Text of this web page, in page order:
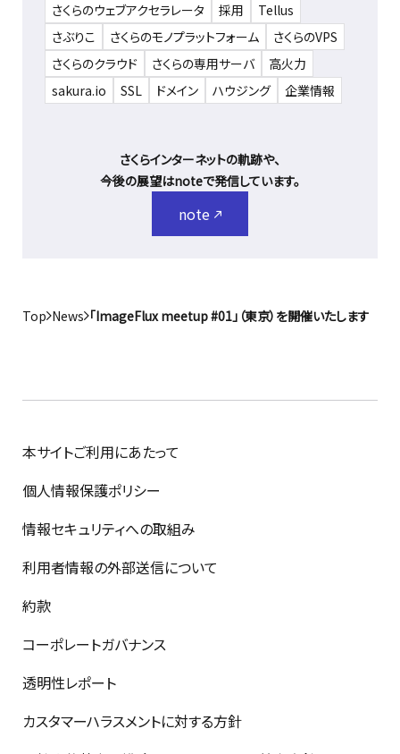
さくらのウェブアクセラレータ
採用
Tellus
さぶりこ
さくらのモノプラットフォーム
さくらのVPS
さくらのクラウド
さくらの専用サーバ
高火力
sakura.io
SSL ドメイン ハウジング 企業情報
さくらインターネットの軌跡や、
今後の展望はnoteで発信しています。
note
Top News 「ImageFlux meetup #01」（東京）を開催いたします
本サイトご利用にあたって
個人情報保護ポリシー
情報セキュリティへの取組み
利用者情報の外部送信について
約款
コーポレートガバナンス
透明性レポート
カスタマーハラスメントに対する方針